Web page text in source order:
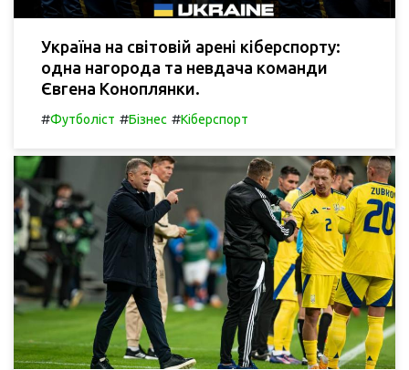
Україна на світовій арені кіберспорту:
одна нагорода та невдача команди
Євгена Коноплянки.
#Футболіст #Бізнес #Кіберспорт